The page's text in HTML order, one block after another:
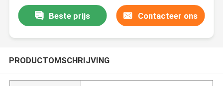
Beste prijs Contacteer ons
PRODUCTOMSCHRIJVING